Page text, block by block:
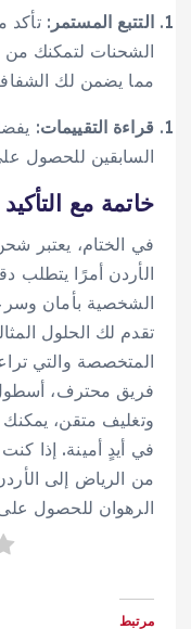
التتبع المستمر : تأكد
الشحنات لتمكنك من
مما يضمن لك
قراءة التقييمات:
السابقين للحصول
خاتمة مع
في الختام، يعتبر
الأردن أمرًا يتطلب
الشخصية بأمان
تقدم لك الحلول
المتخصصة والتي
فريق محترف،
وتغليف متقن،
في أيدٍ أمينة. إذا
من الرياض إلى
الرهوان للحصول
مرتبط